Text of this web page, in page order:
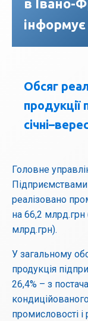
в Івано-
інформує
Обсяг
продукції
Головне
Підприємствами
реалізовано
на 66,2 млрд.грн
млрд.грн).
У загальному
продукція
26,4% – з
промисловості і